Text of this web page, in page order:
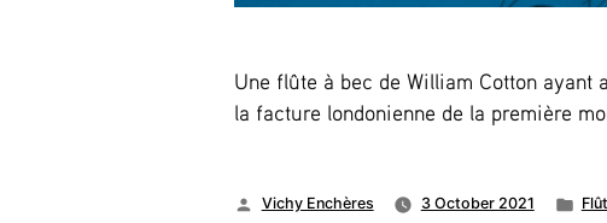
Une flûte à bec de William Cotton ayant
la facture londonienne de la première
Posted
Vichy Enchères 3 October 2021